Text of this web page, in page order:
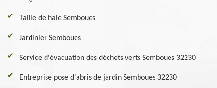
Taille de haie Semboues
Jardinier Semboues
Service d'évacuation des déchets verts Semboues 32230
Entreprise pose d'abris de jardin Semboues 32230